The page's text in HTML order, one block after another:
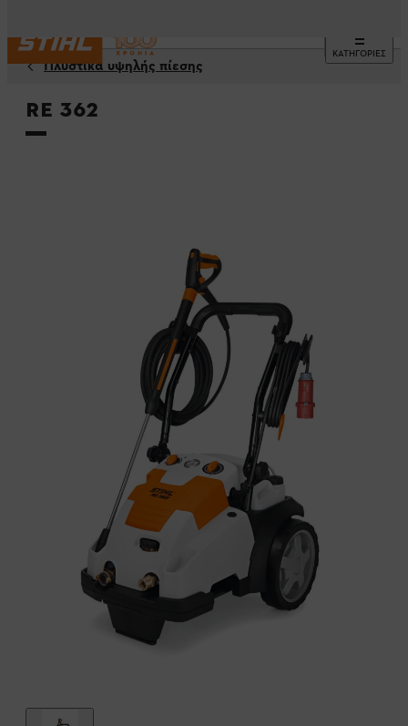
ΚΑΤΗΓΟΡΙΕΣ
Πλυστικά υψηλής πίεσης
RE 362